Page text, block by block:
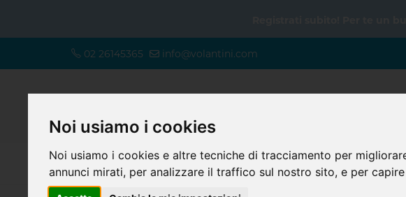
Noi usiamo i cookies
Noi usiamo i cookies e altre tecniche di tracciamento per
annunci mirati, per analizzare il traffico sul nostro sito, e per
02 26145365 info@volantini.com
Home